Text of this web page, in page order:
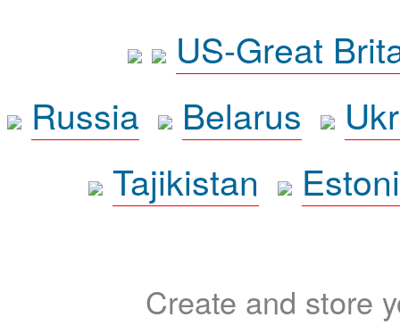
US-Great
Russia
Belarus
Tajikistan
Create and store